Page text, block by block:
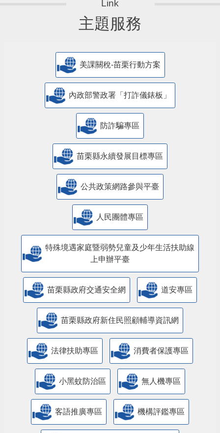
主題服務
美課關稅-苗栗行動方案
內政部警政署「打詐儀錶板」
防詐騙專區
苗栗縣永續發展目標專區
公共政策網路參與平臺
人民團體專區
特殊境遇家庭暨弱勢兒童及少年生活扶助線
上申辦平臺
苗栗縣政府交通安全網 道安專區
苗栗縣政府新住民照顧輔導資訊網
法律扶助專區 消費者保護專區
小黑蚊防治區 無人機專區
客語推廣專區 機構評鑑專區